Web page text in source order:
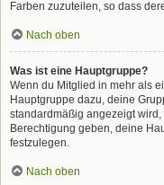
Farben zuzuteilen, so dass
Nach oben
Was ist eine Hauptgruppe?
Wenn du Mitglied in mehr als
Hauptgruppe dazu, deine
standardmäßig angezeigt
Berechtigung geben, deine
festzulegen.
Nach oben